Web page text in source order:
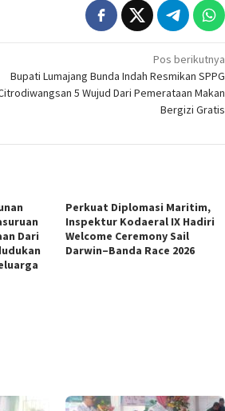
Pos berikutnya
Bupati Lumajang Bunda Indah Resmikan SPPG
5 Wujud Dari Pemerataan Makan
Bergizi Gratis
Dari
Perkuat Diplomasi Maritim,
Inspektur Kodaeral IX Hadiri
Welcome Ceremony Sail
Darwin–Banda Race 2026